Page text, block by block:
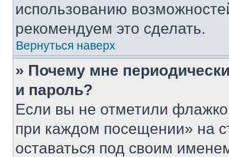
использованию
рекомендуем это сделать.
Вернуться наверх
» Почему мне
и пароль?
Если вы не отметили
при каждом посещении» на
оставаться под своим